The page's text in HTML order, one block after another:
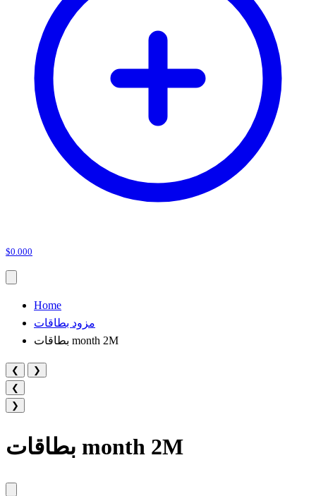
$0.000
Home
مزود بطاقات
بطاقات month 2M
❮
❯
❮
❯
بطاقات month 2M